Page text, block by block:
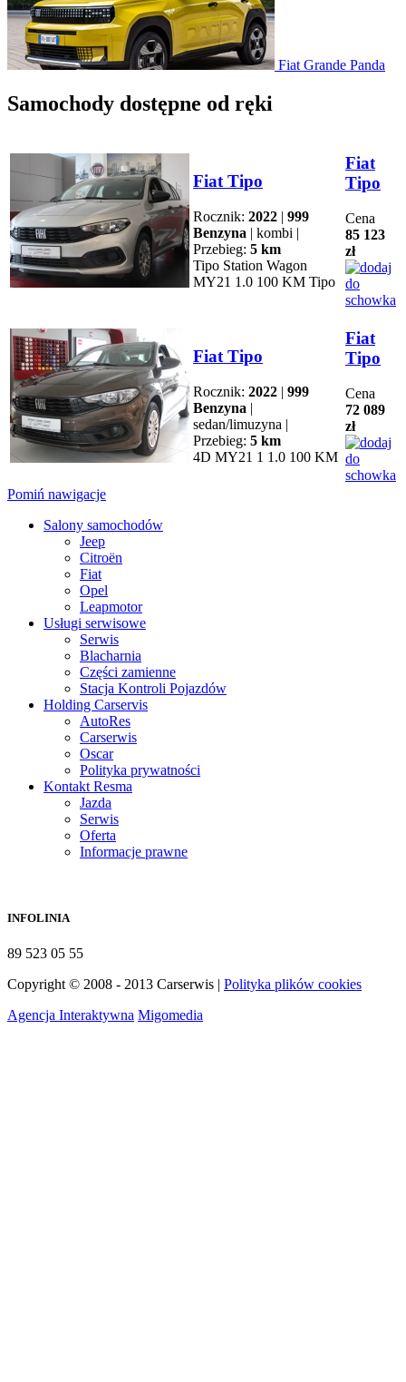
Fiat Grande Panda
Samochody dostępne od ręki
Fiat Tipo
Rocznik: 2022 | 999
Benzyna | kombi |
Przebieg: 5 km
Tipo Station Wagon
MY21 1.0 100 KM Tipo
Fiat
Tipo
Cena
85 123
zł
Fiat Tipo
Rocznik: 2022 | 999
Benzyna |
sedan/limuzyna |
Przebieg: 5 km
4D MY21 1 1.0 100 KM
Fiat
Tipo
Cena
72 089
zł
Pomiń nawigacje
Salony samochodów
Jeep
Citroën
Fiat
Opel
Leapmotor
Usługi serwisowe
Serwis
Blacharnia
Części zamienne
Stacja Kontroli Pojazdów
Holding Carservis
AutoRes
Carserwis
Oscar
Polityka prywatności
Kontakt Resma
Jazda
Serwis
Oferta
Informacje prawne
INFOLINIA
89 523 05 55
Copyright © 2008 - 2013 Carserwis | Polityka plików cookies
Agencja Interaktywna Migomedia